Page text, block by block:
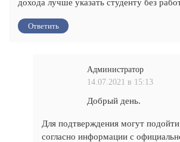
дохода лучше указать студенту без
Ответить
Администратор
14.07.2021 в 15:13
Добрый день.
Для подтверждения могут
согласно информации с